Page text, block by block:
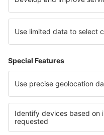
Hoteluri în Everglades